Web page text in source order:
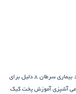
8 دلیل برای
آشپزی آموزش پخت کیک